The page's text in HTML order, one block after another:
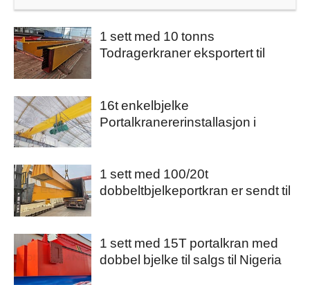
1 sett med 10 tonns
Todragerkraner eksportert til
16t enkelbjelke
Portalkranererinstallasjon i
1 sett med 100/20t
dobbeltbjelkeportkran er sendt til
1 sett med 15T portalkran med
dobbel bjelke til salgs til Nigeria